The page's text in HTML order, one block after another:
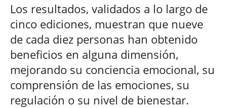
Los resultados, validados a lo largo de
cinco ediciones, muestran que nueve
de cada diez personas han obtenido
beneficios en alguna dimensión,
mejorando su conciencia emocional, su
comprensión de las emociones, su
regulación o su nivel de bienestar.